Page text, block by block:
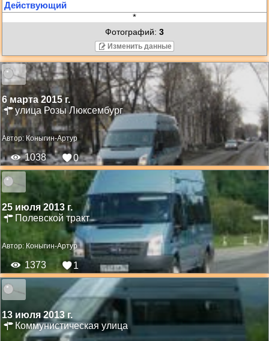
*
Фотографий: 3
Изменить данные
6 марта 2015 г.
улица Розы Люксембург
Автор: Коныгин-Артур
1038 0
25 июля 2013 г.
Полевской тракт
Автор: Коныгин-Артур
1373 1
13 июля 2013 г.
Коммунистическая улица